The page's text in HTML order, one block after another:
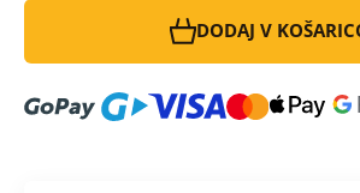
DODAJ V